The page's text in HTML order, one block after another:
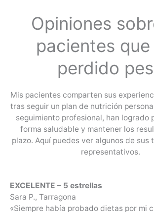
Opiniones
pacientes que
perdido
Mis pacientes comparten sus
tras seguir un plan de nutrición
seguimiento profesional, han logrado
forma saludable y mantener los
plazo. Aquí puedes ver algunos de sus
representativos.
EXCELENTE – 5 estrellas
Sara P., Tarragona
«Siempre había probado dietas por mi